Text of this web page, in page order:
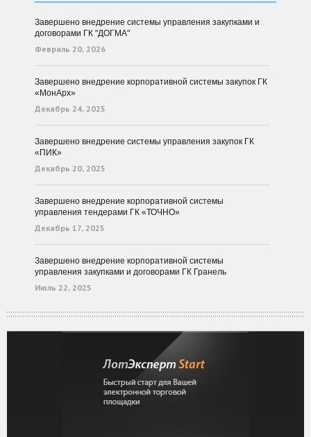
Завершено внедрение системы управления закупками и
договорами ГК "ДОГМА"
Февраль 20, 2026
Завершено внедрение корпоративной системы закупок ГК
«МонАрх»
Декабрь 24, 2025
Завершено внедрение системы управления закупок ГК
«ПИК»
Декабрь 20, 2025
Завершено внедрение корпоративной системы
управления тендерами ГК «ТОЧНО»
Декабрь 17, 2025
Завершено внедрение корпоративной системы
управления закупками и договорами ГК Гранель
Июль 22, 2025